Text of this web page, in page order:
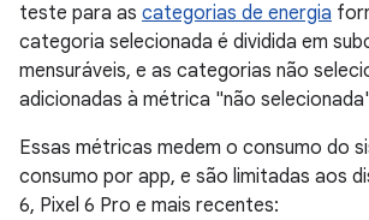
teste para as categorias de energia
categoria selecionada é dividida em
mensuráveis, e as categorias não
adicionadas à métrica "não
Essas métricas medem o consumo do
consumo por app, e são limitadas aos
6, Pixel 6 Pro e mais recentes: